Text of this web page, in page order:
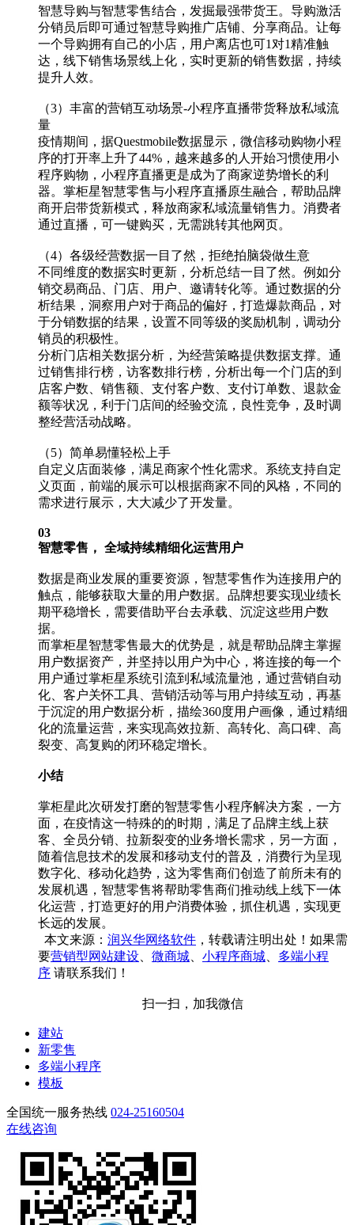
智慧导购与智慧零售结合，发掘最强带货王。导购激活
分销员后即可通过智慧导购推广店铺、分享商品。让每
一个导购拥有自己的小店，用户离店也可1对1精准触
达，线下销售场景线上化，实时更新的销售数据，持续
提升人效。
（3）丰富的营销互动场景-小程序直播带货释放私域流
量
疫情期间，据Questmobile数据显示，微信移动购物小程
序的打开率上升了44%，越来越多的人开始习惯使用小
程序购物，小程序直播更是成为了商家逆势增长的利
器。掌柜星智慧零售与小程序直播原生融合，帮助品牌
商开启带货新模式，释放商家私域流量销售力。消费者
通过直播，可一键购买，无需跳转其他网页。
（4）各级经营数据一目了然，拒绝拍脑袋做生意
不同维度的数据实时更新，分析总结一目了然。例如分
销交易商品、门店、用户、邀请转化等。通过数据的分
析结果，洞察用户对于商品的偏好，打造爆款商品，对
于分销数据的结果，设置不同等级的奖励机制，调动分
销员的积极性。
分析门店相关数据分析，为经营策略提供数据支撑。通
过销售排行榜，访客数排行榜，分析出每一个门店的到
店客户数、销售额、支付客户数、支付订单数、退款金
额等状况，利于门店间的经验交流，良性竞争，及时调
整经营活动战略。
（5）简单易懂轻松上手
自定义店面装修，满足商家个性化需求。系统支持自定
义页面，前端的展示可以根据商家不同的风格，不同的
需求进行展示，大大减少了开发量。
03
智慧零售， 全域持续精细化运营用户
数据是商业发展的重要资源，智慧零售作为连接用户的
触点，能够获取大量的用户数据。品牌想要实现业绩长
期平稳增长，需要借助平台去承载、沉淀这些用户数
据。
而掌柜星智慧零售最大的优势是，就是帮助品牌主掌握
用户数据资产，并坚持以用户为中心，将连接的每一个
用户通过掌柜星系统引流到私域流量池，通过营销自动
化、客户关怀工具、营销活动等与用户持续互动，再基
于沉淀的用户数据分析，描绘360度用户画像，通过精细
化的流量运营，来实现高效拉新、高转化、高口碑、高
裂变、高复购的闭环稳定增长。
小结
掌柜星此次研发打磨的智慧零售小程序解决方案，一方
面，在疫情这一特殊的的时期，满足了品牌主线上获
客、全员分销、拉新裂变的业务增长需求，另一方面，
随着信息技术的发展和移动支付的普及，消费行为呈现
数字化、移动化趋势，这为零售商们创造了前所未有的
发展机遇，智慧零售将帮助零售商们推动线上线下一体
化运营，打造更好的用户消费体验，抓住机遇，实现更
长远的发展。
本文来源： 润兴华网络软件 ，转载请注明出处！如果需
要营销型网站建设 微商城 小程序商城
多端小程
序 请联系我们！
扫一扫，加我微信
建站
新零售
多端小程序
模板
全国统一服务热线 024-25160504
在线咨询